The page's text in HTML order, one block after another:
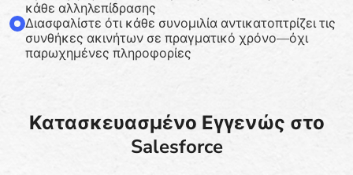
κάθε αλληλεπίδρασης
Διασφαλίστε ότι κάθε συνομιλία αντικατοπτρίζει τις
συνθήκες ακινήτων σε πραγματικό χρόνο—όχι
παρωχημένες πληροφορίες
Κατασκευασμένο Εγγενώς στο
Salesforce